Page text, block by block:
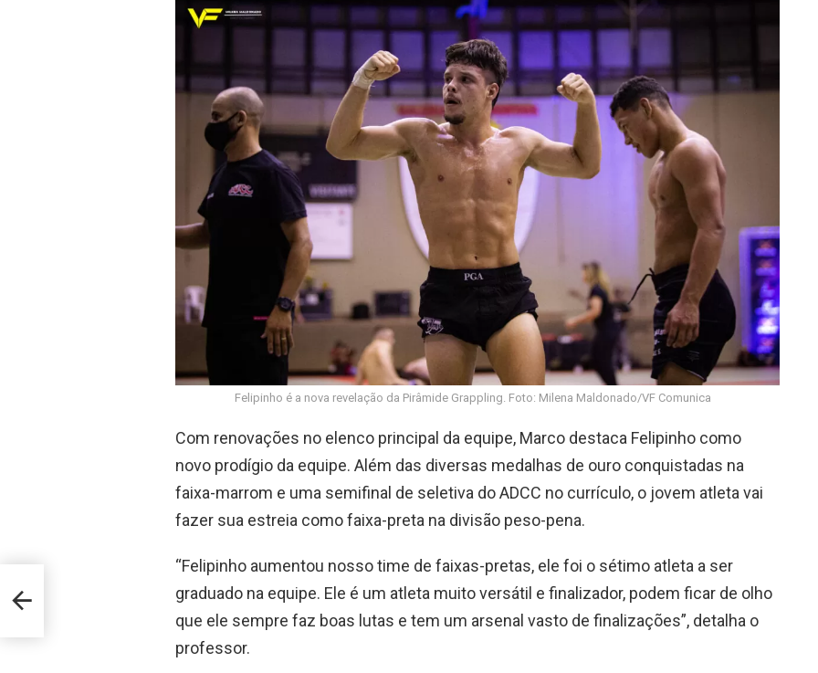
Felipinho é a nova revelação da Pirâmide Grappling. Foto: Milena Maldonado/VF Comunica
Com renovações no elenco principal da equipe, Marco destaca Felipinho como
novo prodígio da equipe. Além das diversas medalhas de ouro conquistadas na
faixa-marrom e uma semifinal de seletiva do ADCC no currículo, o jovem atleta vai
fazer sua estreia como faixa-preta na divisão peso-pena.
“Felipinho aumentou nosso time de faixas-pretas, ele foi o sétimo atleta a ser
graduado na equipe. Ele é um atleta muito versátil e finalizador, podem ficar de olho
que ele sempre faz boas lutas e tem um arsenal vasto de finalizações”, detalha o
professor.